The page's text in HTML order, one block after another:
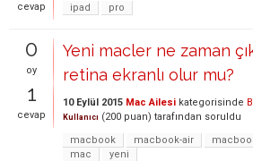
cevap
ipad
pro
0
oy
1
cevap
Yeni macler ne zaman
retina ekranlı olur mu?
10 Eylül 2015 Mac Ailesi kategorisinde
Kullanıcı (200 puan) tarafından soruldu
macbook
macbook-air
mac
yeni